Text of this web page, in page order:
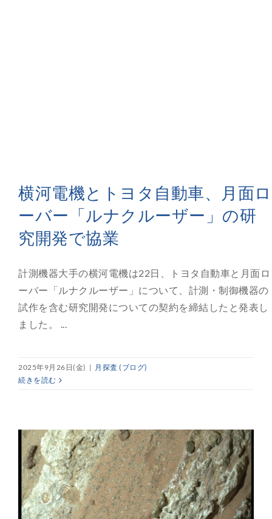
横河電機とトヨタ自動車、月面ロ
ーバー「ルナクルーザー」の研
究開発で協業
計測機器大手の横河電機は22日、トヨタ自動車と月面ロ
ーバー「ルナクルーザー」について、計測・制御機器の
試作を含む研究開発についての契約を締結したと発表し
ました。 ...
2025年9月26日(金) | 月探査 (ブログ)
続きを読む